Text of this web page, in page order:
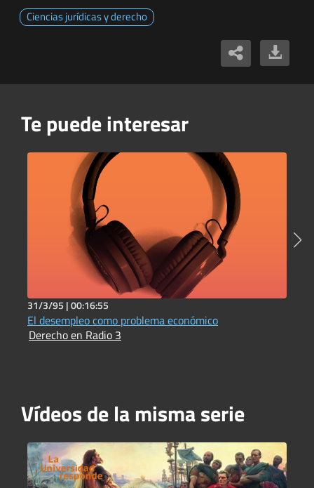
Ciencias jurídicas y derecho
Te puede interesar
31/3/95 |00:16:55
El desempleo como problema económico
Derecho en Radio 3
Vídeos de la misma serie